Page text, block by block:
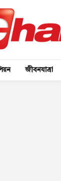
জীবনযাত্রা